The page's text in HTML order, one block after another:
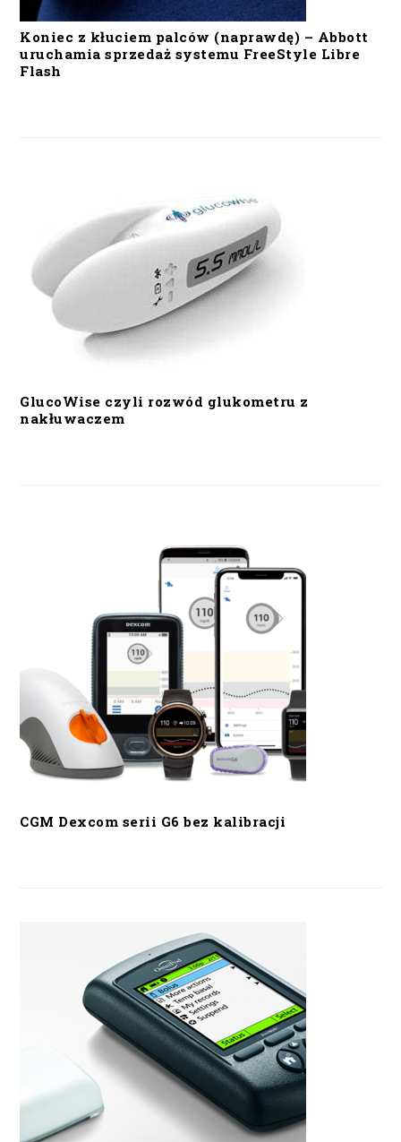
Koniec z kłuciem palców (naprawdę) – Abbott
uruchamia sprzedaż systemu FreeStyle Libre
Flash
GlucoWise czyli rozwód glukometru z
nakłuwaczem
CGM Dexcom serii G6 bez kalibracji